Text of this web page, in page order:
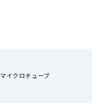
マイクロチューブ